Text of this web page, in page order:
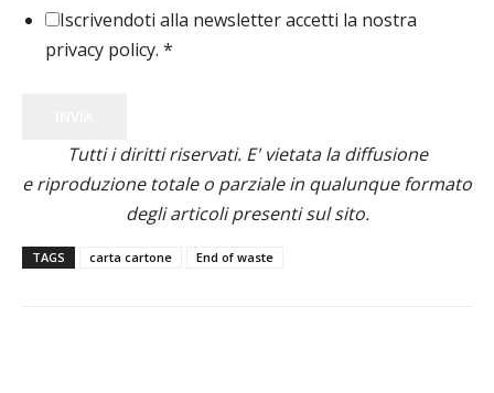
Iscrivendoti alla newsletter accetti la nostra
privacy policy. *
Tutti i diritti riservati. E' vietata la diffusione
e riproduzione totale o parziale in qualunque formato
degli articoli presenti sul sito.
TAGS carta cartone End of waste